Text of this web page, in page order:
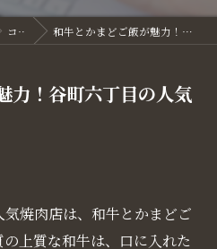
コラム 和牛とかまどご飯が魅力！谷町六丁目の人気焼肉店
力！谷町六丁目の人気
焼肉店は、和牛とかまどご
上質な和牛は、口に入れた